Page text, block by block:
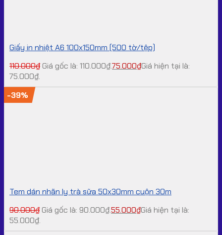
Giấy in nhiệt A6 100x150mm (500 tờ/tệp)
110.000₫Giá gốc là: 110.000₫.75.000₫Giá hiện tại là:
75.000₫.
-39%
Tem dán nhãn ly trà sữa 50x30mm cuộn 30m
90.000₫Giá gốc là: 90.000₫.55.000₫Giá hiện tại là:
55.000₫.